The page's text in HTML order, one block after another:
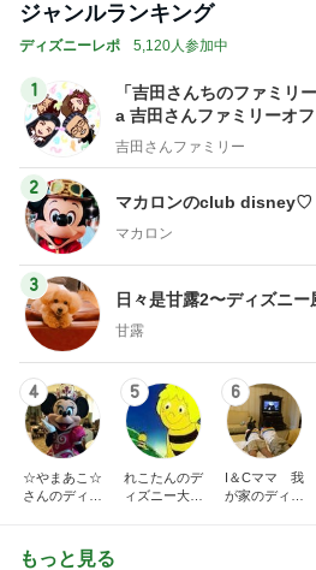
ジャンルランキング
ディズニーレポ 5,120人参加中
1
「吉田さんちのファミ
a 吉田さんファミリーオ
吉田さんファミリー
2
マカロンのclub disney♡
マカロン
3
日々是甘露2〜ディズニー
甘露
4
☆やまあこ☆
さんのディズ
5
れこたんのデ
ィズニー大好
6
I＆Cママ 我
が家のディズ
もっと見る